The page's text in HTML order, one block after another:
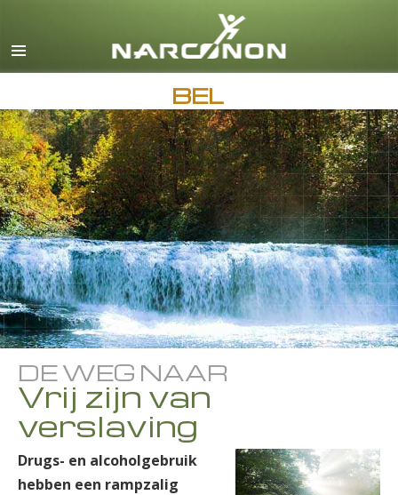
Deens
Grieks
Español
Frans
Hebreeuws
Magyar
Italiaanse
Japans
Macedonisch
Russisch
BEL
DE WEG NAAR
Vrij zijn van
verslaving
Drugs- en alcoholgebruik
hebben een rampzalig